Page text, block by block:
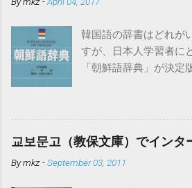
韓国語の辞書はどれが
すが、日本人学習者に
「朝鮮語辞典」が決定
みになぜ「朝鮮語」
と、発売時点では日本
とするのが慣例だった
ろん現在の韓国で使わ
詳しく扱われています
교보문고（教保文庫）でインタ
Bymkz -September 03, 2011